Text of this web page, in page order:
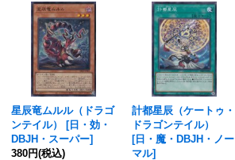
星辰竜ムルル（ドラゴ
ンテイル）
[日・効・
DBJH・スーパー]
380円(税込)
計都星辰（ケートゥ・
ドラゴンテイル）
[日・魔・DBJH・ノー
マル]